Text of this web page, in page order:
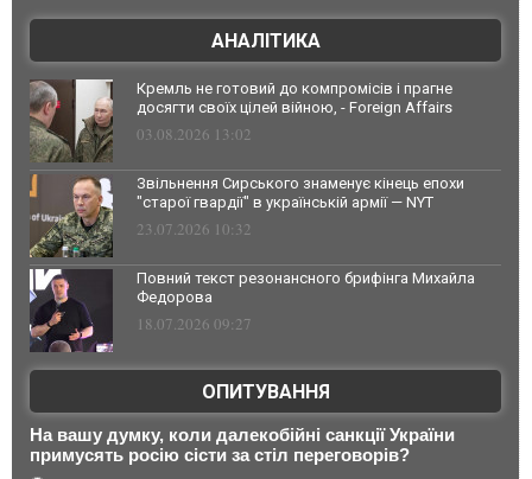
АНАЛІТИКА
Кремль не готовий до компромісів і прагне
досягти своїх цілей війною, - Foreign Affairs
03.08.2026 13:02
Звільнення Сирського знаменує кінець епохи
"старої гвардії" в українській армії — NYT
23.07.2026 10:32
Повний текст резонансного брифінга Михайла
Федорова
18.07.2026 09:27
ОПИТУВАННЯ
На вашу думку, коли далекобійні санкції України
примусять росію сісти за стіл переговорів?